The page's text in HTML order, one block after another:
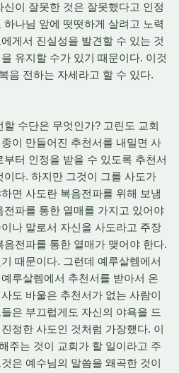
이 잘못한 것은 잘못했다고 인정
나님 앞에 떳떳하게 살려고 노력
게서 진실성을 발견할 수 있는 것
유지할 수가 있기 때문이다. 이것
음 전하는 자세라고 할 수 있다.
수단은 무엇인가? 고린도 교회
이 만들어진 추천서를 내밀면 사
터 인정을 받을 수 있도록 추천서
다. 하지만 그것이 그를 사도가
면 사도란 복음전파를 위해 보냄
파를 통한 열매를 가지고 있어야
나 말로서 자신을 사도라고 주장
전파를 통한 열매가 맺어야 한다.
때문이다. 그런데 예루살렘에서
루살렘에서 추천서를 받아서 온
도 바울은 추천서가 없는 사람이
은 부끄럽게도 자신의 야욕을 드
정한 사도인 것처럼 가장했다. 이
주는 것이 교회가 할 일이라고 주
은 예수님의 말씀을 왜곡한 것이